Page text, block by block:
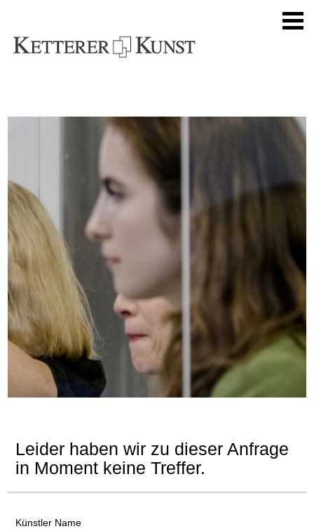
Leider haben wir zu dieser Anfrage
in Moment keine Treffer.
Künstler Name